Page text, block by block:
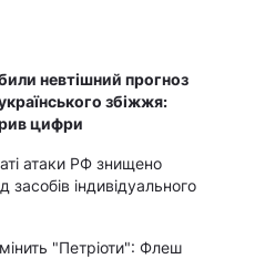
невтішний прогноз
збіжжя:
цифри
атаки РФ знищено
засобів індивідуального
"Петріоти": Флеш